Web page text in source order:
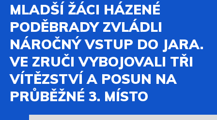
MLADŠÍ ŽÁCI HÁZENÉ
PODĚBRADY ZVLÁDLI
NÁROČNÝ VSTUP DO JARA.
VE ZRUČI VYBOJOVALI TŘI
VÍTĚZSTVÍ A POSUN NA
PRŮBĚŽNÉ 3. MÍSTO